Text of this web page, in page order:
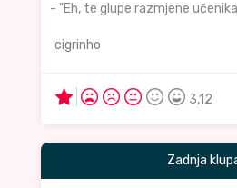
- "Eh, te glupe razmjene
cigrinho
3,12
Zadnja